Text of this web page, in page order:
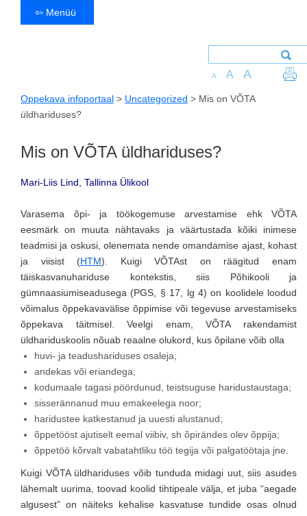
⇦ Menüü
A A A
Oppekava infoportaal > Uncategorized > Mis on VÕTA
üldhariduses?
Mis on VÕTA üldhariduses?
Mari-Liis Lind, Tallinna Ülikool
Varasema õpi- ja töökogemuse arvestamise ehk VÕTA
eesmärk on muuta nähtavaks ja väärtustada kõiki inimese
teadmisi ja oskusi, olenemata nende omandamise ajast, kohast
ja viisist (HTM). Kuigi VÕTAst on räägitud enam
täiskasvanuhariduse kontekstis, siis Põhikooli ja
gümnaasiumiseadusega (PGS, § 17, lg 4) on koolidele loodud
võimalus õppekavavälise õppimise või tegevuse arvestamiseks
õppekava täitmisel. Veelgi enam, VÕTA rakendamist
üldhariduskoolis nõuab reaalne olukord, kus õpilane võib olla
huvi- ja teadushariduses osaleja;
andekas või eriandega;
kodumaale tagasi pöördunud, teistsuguse haridustaustaga;
sisserännanud muu emakeelega noor;
haridustee katkestanud ja uuesti alustanud;
õppetööst ajutiselt eemal viibiv, sh õpirändes olev õppija;
õppetöö kõrvalt vabatahtliku töö tegija või palgatöötaja jne.
Kuigi VÕTA üldhariduses võib tunduda midagi uut, siis asudes
lähemalt uurima, toovad koolid tihtipeale välja, et juba “aegade
algusest” on näiteks kehalise kasvatuse tundide osas olnud